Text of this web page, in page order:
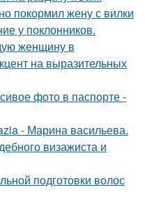
покормил жену с вилки
у поклонников.
женщину в
на выразительных
фото в паспорте -
- Марина васильева.
визажиста и
подготовки волос